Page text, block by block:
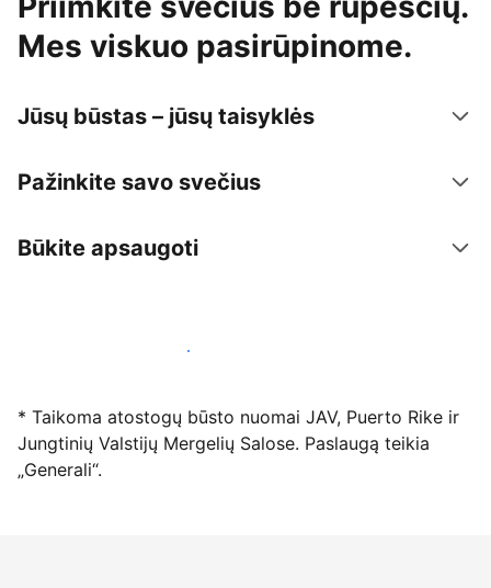
Mes viskuo pasirūpinome.
Jūsų būstas – jūsų taisyklės
Pažinkite savo svečius
Būkite apsaugoti
Registruotis mūsų platformoje dabar
* Taikoma atostogų būsto nuomai JAV, Puerto Rike ir
Jungtinių Valstijų Mergelių Salose. Paslaugą teikia
„Generali“.